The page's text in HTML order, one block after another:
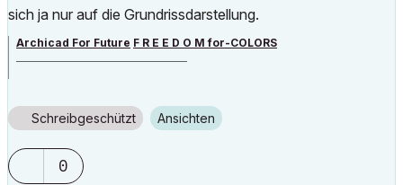
sich ja nur auf die Grundrissdarstellung.
Archicad For Future F R E E D O M for-COLORS
Schreibgeschützt Ansichten
0